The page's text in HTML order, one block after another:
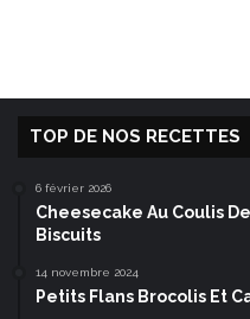
TOP DE NOS RECETTES
6 février 2026
Cheesecake Au Coulis
Biscuits
14 novembre 2024
Petits Flans Brocolis Et